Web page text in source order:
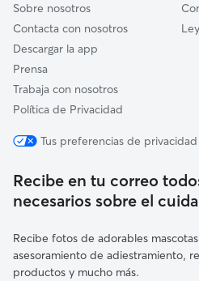
Sobre nosotros
Contacta con nosotros
Descargar la app
Prensa
Trabaja con nosotros
Política de Privacidad
Tus preferencias de privacidad
Recibe en tu correo
necesarios sobre el
Recibe fotos de adorables
asesoramiento de adiestramiento,
productos y mucho más.